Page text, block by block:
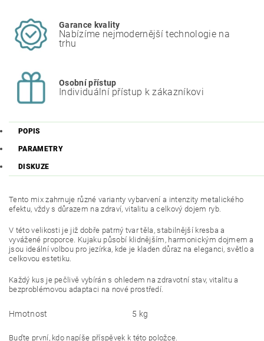
Garance kvality
Nabízíme nejmodernější technologie na
trhu
Osobní přístup
Individuální přístup k zákazníkovi
POPIS
PARAMETRY
DISKUZE
Tento mix zahrnuje různé varianty vybarvení a intenzity metalického
efektu, vždy s důrazem na zdraví, vitalitu a celkový dojem ryb.
V této velikosti je již dobře patrný tvar těla, stabilnější kresba a
vyvážené proporce. Kujaku působí klidnějším, harmonickým dojmem a
jsou ideální volbou pro jezírka, kde je kladen důraz na eleganci, světlo a
celkovou estetiku.
Každý kus je pečlivě vybírán s ohledem na zdravotní stav, vitalitu a
bezproblémovou adaptaci na nové prostředí.
Hmotnost 5 kg
Buďte první, kdo napíše příspěvek k této položce.